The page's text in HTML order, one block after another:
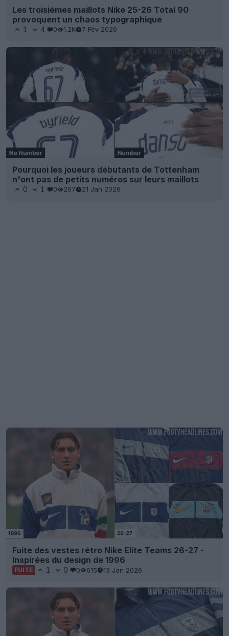
Les troisièmes maillots Nike 25-26 Total 90
provoquent un chaos typographique
1 4 0 1.2K 7 Fév 2026
Pourquoi les joueurs débutants de Tottenham
n'ont pas de petits numéros sur leurs maillots
0 1 0 267 21 Jan 2026
Fuite des vestes rétro Nike Elite Teams 26-27 -
Inspirées du design de 1996
FUITE 1 0 0 615 13 Jan 2026